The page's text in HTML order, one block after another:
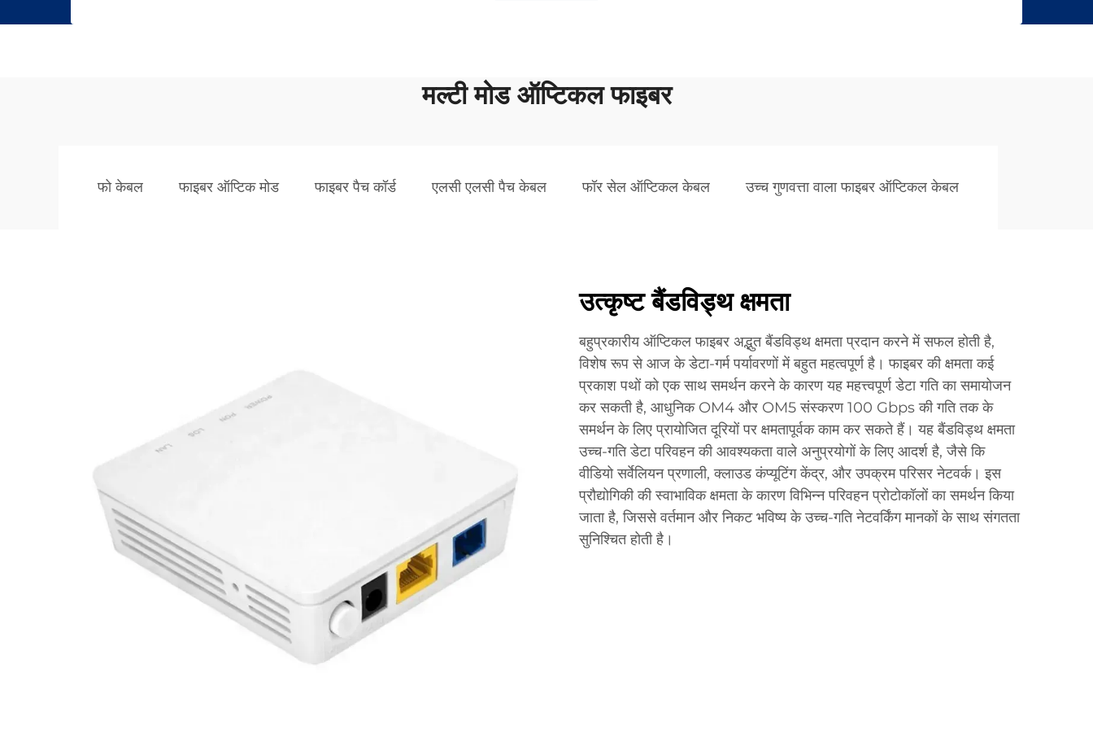
मल्टी मोड ऑप्टिकल फाइबर
फो केबल फाइबर ऑप्टिक मोड फाइबर पैच कॉर्ड एलसी एलसी पैच केबल फॉर सेल ऑप्टिकल केबल उच्च गुणवत्ता वाला फाइबर ऑप्टिकल केबल
उत्कृष्ट बैंडविड्थ क्षमता
बहुप्रकारीय ऑप्टिकल फाइबर अद्भुत बैंडविड्थ क्षमता प्रदान करने में सफल होती है,
विशेष रूप से आज के डेटा-गर्म पर्यावरणों में बहुत महत्वपूर्ण है। फाइबर की क्षमता कई
प्रकाश पथों को एक साथ समर्थन करने के कारण यह महत्त्वपूर्ण डेटा गति का समायोजन
कर सकती है, आधुनिक OM4 और OM5 संस्करण 100 Gbps की गति तक के
समर्थन के लिए प्रायोजित दूरियों पर क्षमतापूर्वक काम कर सकते हैं। यह बैंडविड्थ क्षमता
उच्च-गति डेटा परिवहन की आवश्यकता वाले अनुप्रयोगों के लिए आदर्श है, जैसे कि
वीडियो सर्वेलियन प्रणाली, क्लाउड कंप्यूटिंग केंद्र, और उपक्रम परिसर नेटवर्क। इस
प्रौद्योगिकी की स्वाभाविक क्षमता के कारण विभिन्न परिवहन प्रोटोकॉलों का समर्थन किया
जाता है, जिससे वर्तमान और निकट भविष्य के उच्च-गति नेटवर्किंग मानकों के साथ संगतता
सुनिश्चित होती है।